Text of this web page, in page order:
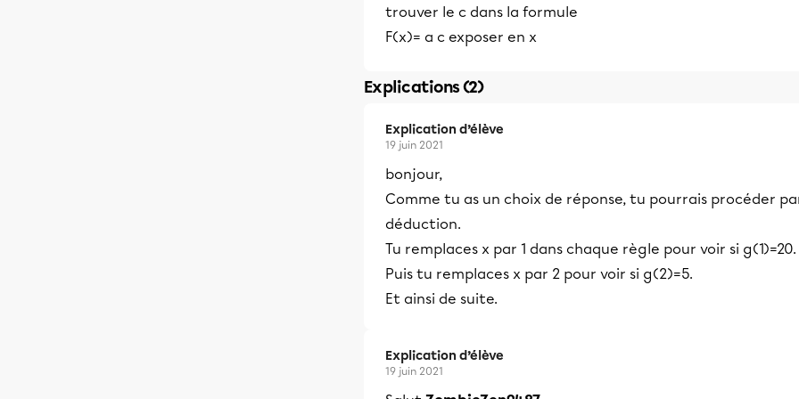
trouver le c dans la formule
F(x)= a c exposer en x
Explications (2)
Explication d’élève
19 juin 2021
bonjour,
Comme tu as un choix de réponse, tu pourrais procéder
déduction.
Tu remplaces x par 1 dans chaque règle pour voir si g(1)=20.
Puis tu remplaces x par 2 pour voir si g(2)=5.
Et ainsi de suite.
Explication d’élève
19 juin 2021